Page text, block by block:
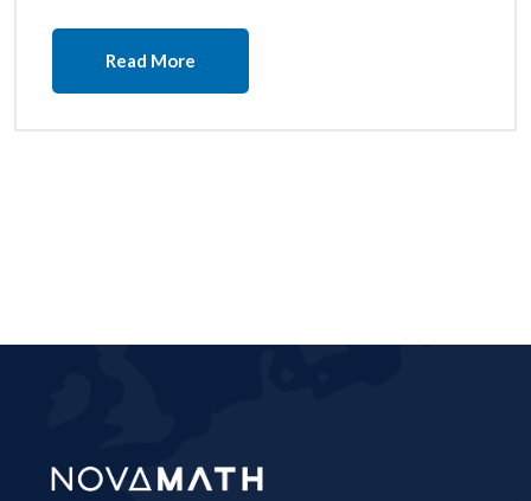
Read More